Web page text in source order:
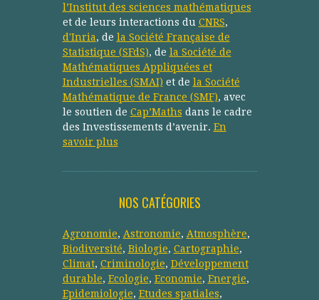
l’Institut des sciences mathématiques
et de leurs interactions du CNRS,
d'Inria, de la Société Française de
Statistique (SFdS), de la Société de
Mathématiques Appliquées et
Industrielles (SMAI) et de la Société
Mathématique de France (SMF), avec
le soutien de Cap’Maths dans le cadre
des Investissements d’avenir. En
savoir plus
NOS CATÉGORIES
Agronomie, Astronomie, Atmosphère,
Biodiversité, Biologie, Cartographie,
Climat, Criminologie, Développement
durable, Ecologie, Economie, Energie,
Epidemiologie, Etudes spatiales,